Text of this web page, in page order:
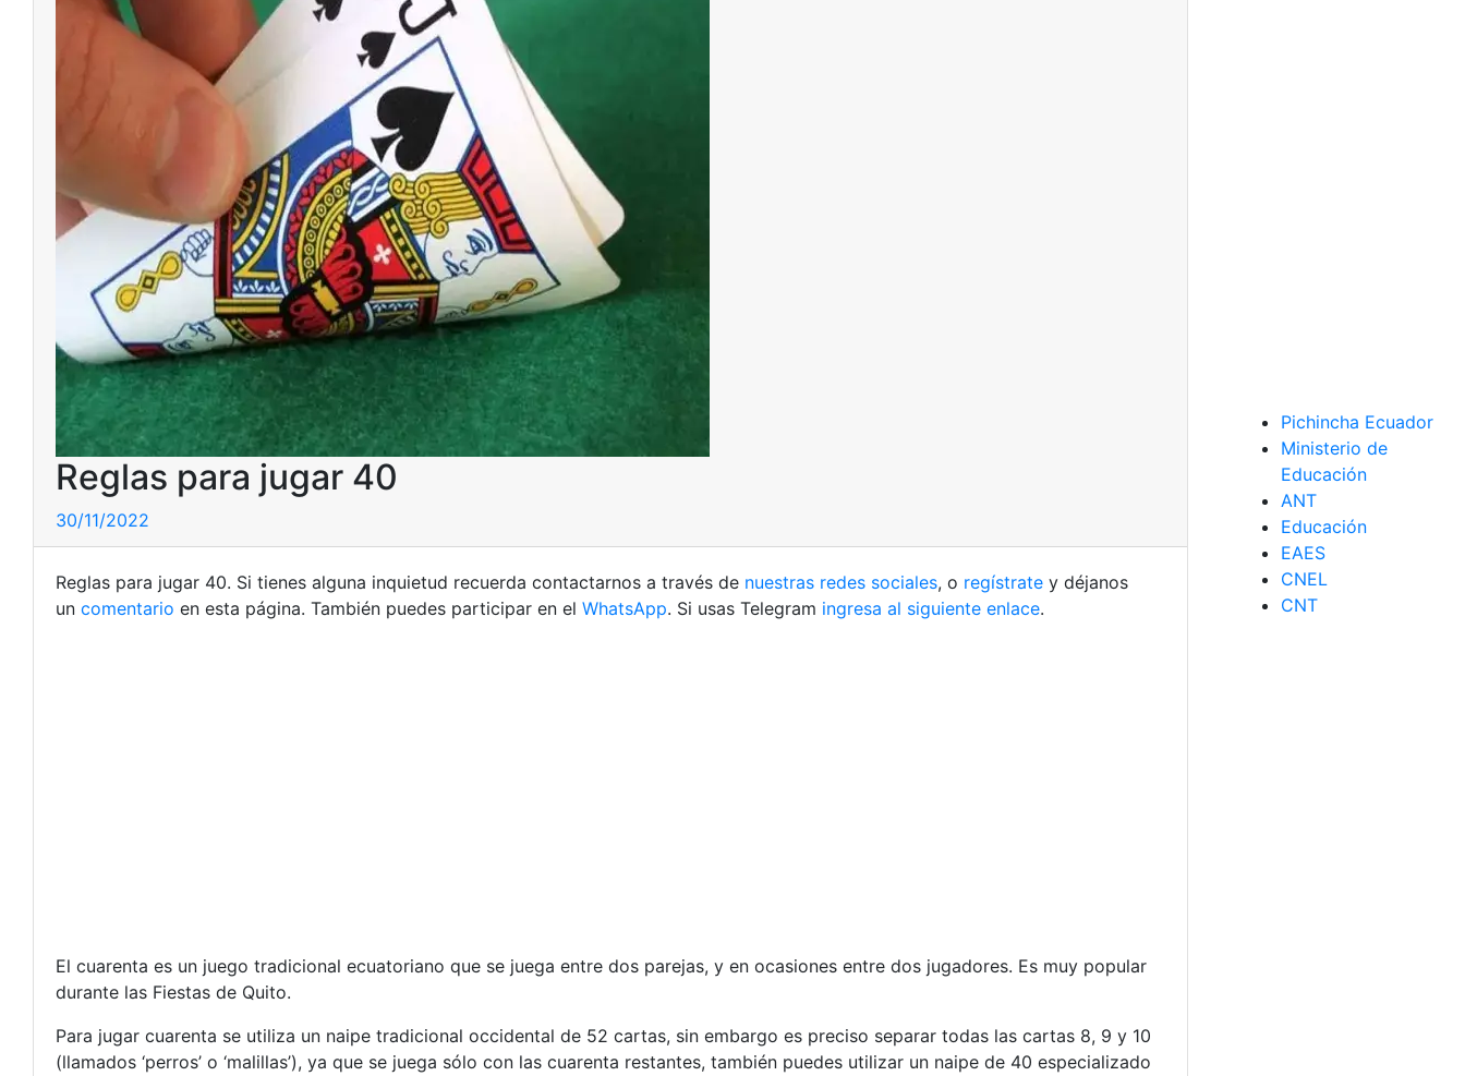
Reglas para jugar 40
30/11/2022
Reglas para jugar 40. Si tienes alguna inquietud recuerda contactarnos a través de nuestras redes sociales, o regístrate y déjanos
un comentario en esta página. También puedes participar en el WhatsApp. Si usas Telegram ingresa al siguiente enlace.
El cuarenta es un juego tradicional ecuatoriano que se juega entre dos parejas, y en ocasiones entre dos jugadores. Es muy popular
durante las Fiestas de Quito.
Para jugar cuarenta se utiliza un naipe tradicional occidental de 52 cartas, sin embargo es preciso separar todas las cartas 8, 9 y 10
(llamados ‘perros’ o ‘malillas’), ya que se juega sólo con las cuarenta restantes, también puedes utilizar un naipe de 40 especializado
Pichincha Ecuador
Ministerio de
Educación
ANT
Educación
EAES
CNEL
CNT